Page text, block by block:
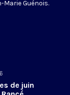
Guénois.
de juin